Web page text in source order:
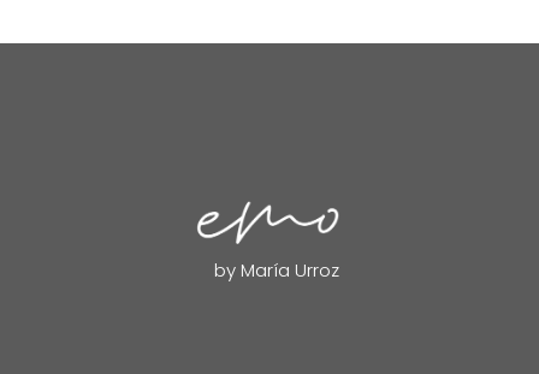
by María Urroz